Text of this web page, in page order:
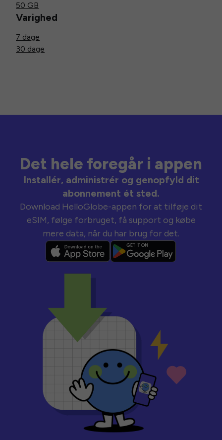
50 GB
Varighed
7 dage
30 dage
Det hele foregår i appen
Installér, administrér og genopfyld dit
abonnement ét sted.
Download HelloGlobe-appen for at tilføje dit
eSIM, følge forbruget, få support og købe
mere data, når du har brug for det.